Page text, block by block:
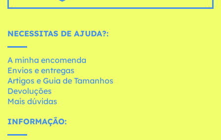
NECESSITAS DE AJUDA?:
A minha encomenda
Envios e entregas
Artigos e Guia de Tamanhos
Devoluções
Mais dúvidas
INFORMAÇÃO: